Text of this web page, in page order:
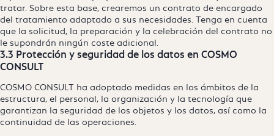
tratar. Sobre esta base, crearemos un contrato de encargado
del tratamiento adaptado a sus necesidades. Tenga en cuenta
que la solicitud, la preparación y la celebración del contrato no
le supondrán ningún coste adicional.
3.3 Protección y seguridad de los datos en COSMO
CONSULT
COSMO CONSULT ha adoptado medidas en los ámbitos de la
estructura, el personal, la organización y la tecnología que
garantizan la seguridad de los objetos y los datos, así como la
continuidad de las operaciones.